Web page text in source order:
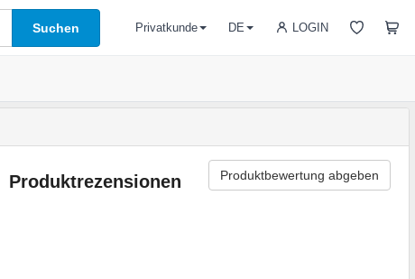
Suchen LOGIN
Privatkunde DE
Produktrezensionen Produktbewertung abgeben